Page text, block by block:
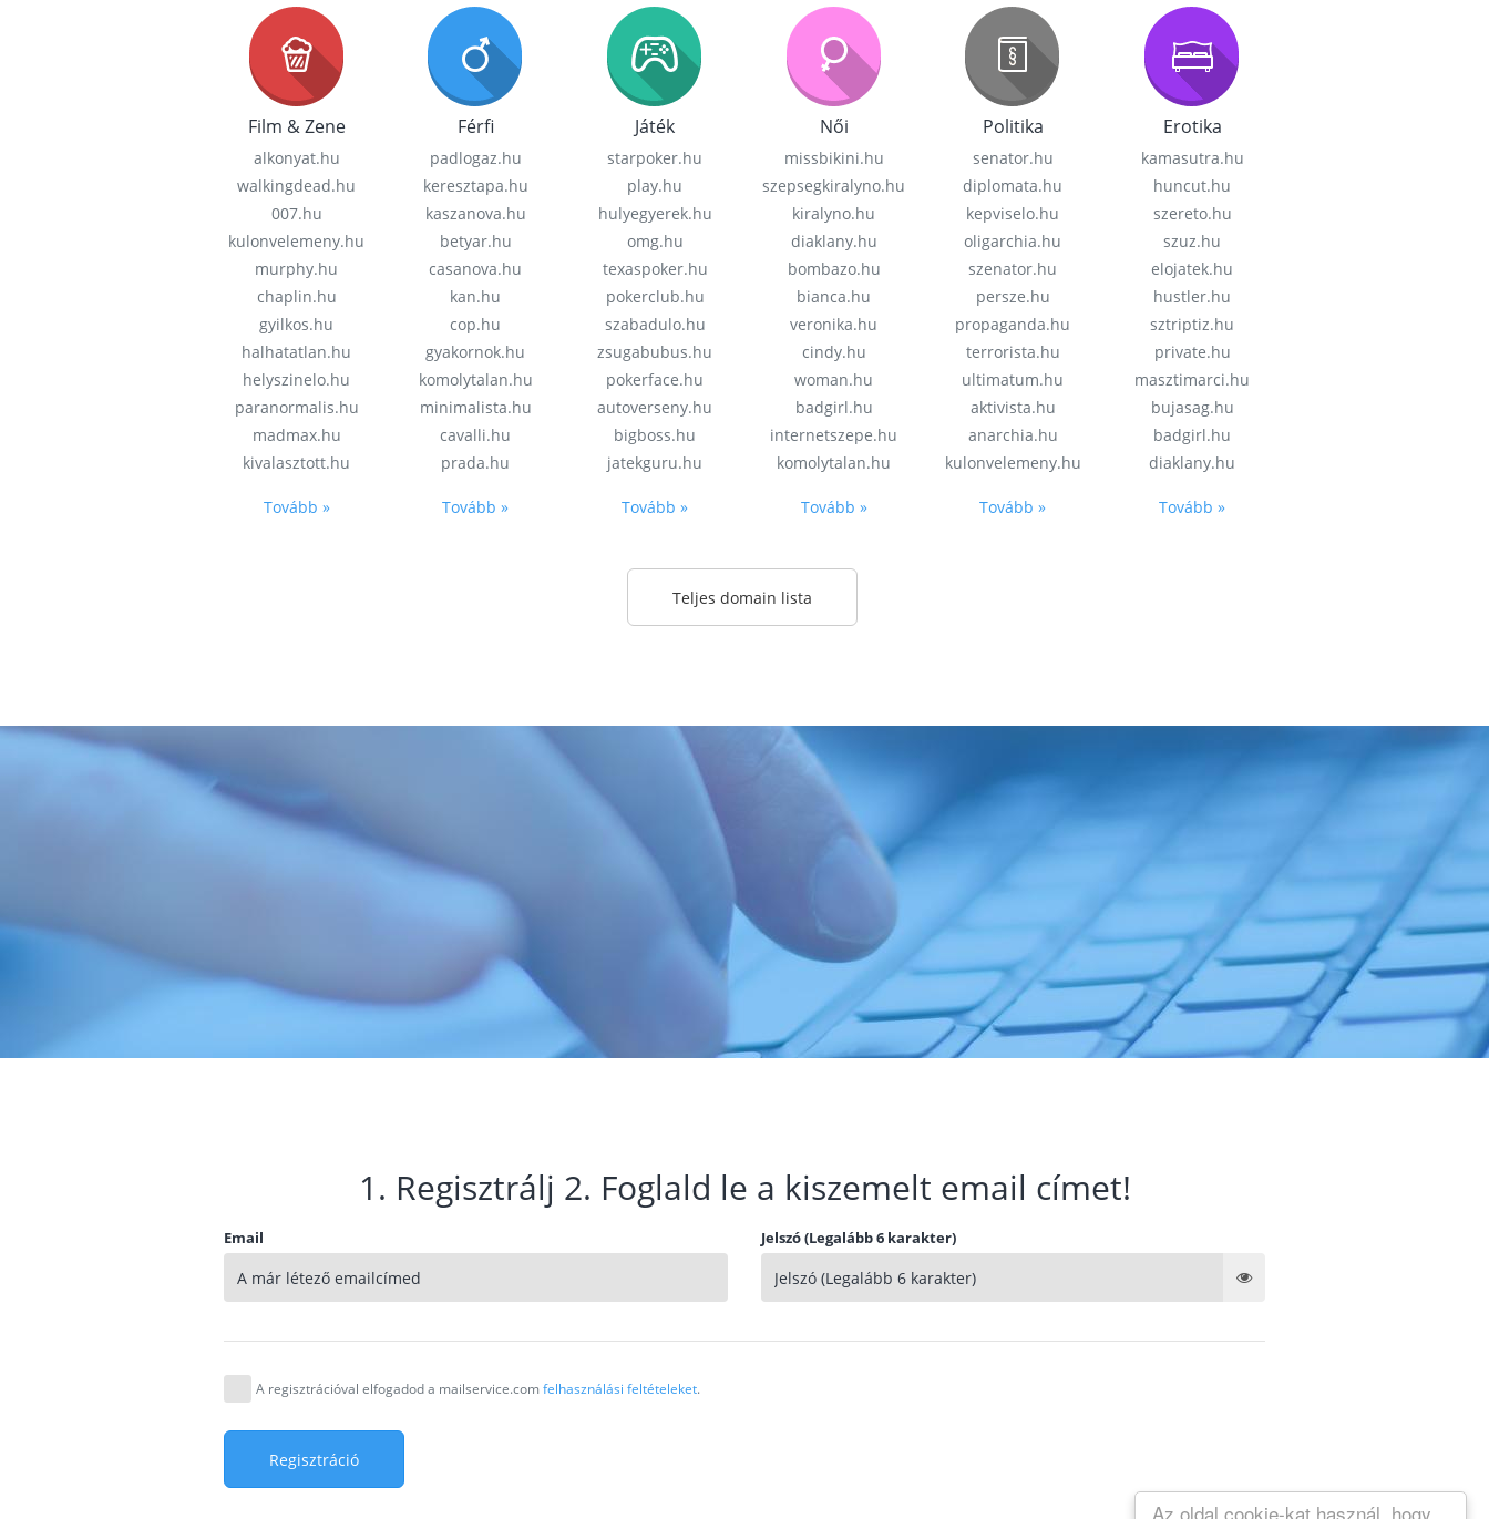
Az oldal cookie-kat használ, hogy
Film & Zene
alkonyat.hu
walkingdead.hu
007.hu
kulonvelemeny.hu
murphy.hu
chaplin.hu
gyilkos.hu
halhatatlan.hu
helyszinelo.hu
paranormalis.hu
madmax.hu
kivalasztott.hu
Tovább »
Férfi
padlogaz.hu
keresztapa.hu
kaszanova.hu
betyar.hu
casanova.hu
kan.hu
cop.hu
gyakornok.hu
komolytalan.hu
minimalista.hu
cavalli.hu
prada.hu
Tovább »
Játék
starpoker.hu
play.hu
hulyegyerek.hu
omg.hu
texaspoker.hu
pokerclub.hu
szabadulo.hu
zsugabubus.hu
pokerface.hu
autoverseny.hu
bigboss.hu
jatekguru.hu
Tovább »
Női
missbikini.hu
szepsegkiralyno.hu
kiralyno.hu
diaklany.hu
bombazo.hu
bianca.hu
veronika.hu
cindy.hu
woman.hu
badgirl.hu
internetszepe.hu
komolytalan.hu
Tovább »
Politika
senator.hu
diplomata.hu
kepviselo.hu
oligarchia.hu
szenator.hu
persze.hu
propaganda.hu
terrorista.hu
ultimatum.hu
aktivista.hu
anarchia.hu
kulonvelemeny.hu
Tovább »
Erotika
kamasutra.hu
huncut.hu
szereto.hu
szuz.hu
elojatek.hu
hustler.hu
sztriptiz.hu
private.hu
masztimarci.hu
bujasag.hu
badgirl.hu
diaklany.hu
Tovább »
Teljes domain lista
1. Regisztrálj 2. Foglald le a kiszemelt email címet!
Email Jelszó (Legalább 6 karakter)
A regisztrációval elfogadod a mailservice.comfelhasználási feltételeket.
Regisztráció